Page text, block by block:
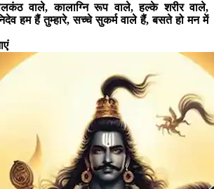
वाले, कालाग्नि रूप वाले, हल्के शरीर वाले,
हम हैं तुम्हारे, सच्चे सुकर्म वाले हैं, बसते हो मन में